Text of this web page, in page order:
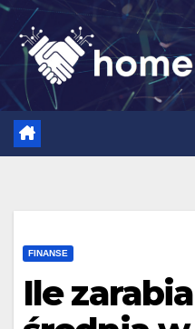
Skip
content
FINANSE
Ile